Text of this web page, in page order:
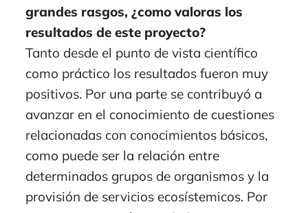
grandes rasgos, ¿como valoras los
resultados de este proyecto?
Tanto desde el punto de vista científico
como práctico los resultados fueron muy
positivos. Por una parte se contribuyó a
avanzar en el conocimiento de cuestiones
relacionadas con conocimientos básicos,
como puede ser la relación entre
determinados grupos de organismos y la
provisión de servicios ecosístemicos. Por